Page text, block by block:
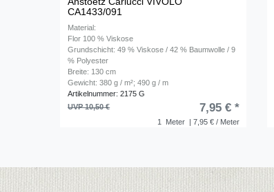
CA1433/091
Material:
Flor 100 % Viskose
Grundschicht: 49 % Viskose / 42 % Baumwolle / 9
% Polyester
Breite: 130 cm
Gewicht: 380 g / m²; 490 g / m
Artikelnummer: 2175 G
1 Meter | 7,95 € / Meter
UVP 10,50 € 7,95 € *